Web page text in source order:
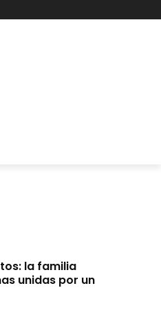
la familia
unidas por un